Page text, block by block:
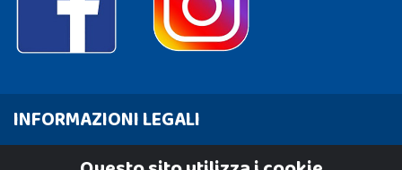
INFORMAZIONI LEGALI
Cookie Policy